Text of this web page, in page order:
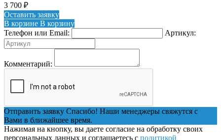
3 700 ₽
Оставить заявку
В корзине В корзину
Телефон или Email:
Артикул:
Комментарий:
Отправить заявку Спасибо! Наши менеджеры свяжутся с
Вами в ближайшее время.
Нажимая на кнопку, вы даете согласие на обработку своих
персональных данных и соглашаетесь с политикой